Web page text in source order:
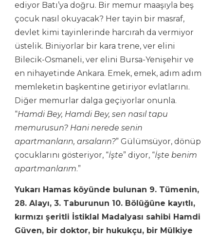
ediyor Batı’ya doğru. Bir memur maaşıyla beş
çocuk nasıl okuyacak? Her tayin bir masraf,
devlet kimi tayinlerinde harcırah da vermiyor
üstelik. Biniyorlar bir kara trene, ver elini
Bilecik-Osmaneli, ver elini Bursa-Yenişehir ve
en nihayetinde Ankara. Emek, emek, adım adım
memleketin başkentine getiriyor evlatlarını.
Diğer memurlar dalga geçiyorlar onunla.
“Hamdi Bey, Hamdi Bey, sen nasıl tapu
memurusun? Hani nerede senin
apartmanların, arsaların?” Gülümsüyor, dönüp
çocuklarını gösteriyor, “İşte” diyor, “İşte benim
apartmanlarım.”
Yukarı Hamas köyünde bulunan 9. Tümenin,
28. Alayı, 3. Taburunun 10. Bölüğüne kayıtlı,
kırmızı şeritli İstiklal Madalyası sahibi Hamdi
Güven, bir doktor, bir hukukçu, bir Mülkiye